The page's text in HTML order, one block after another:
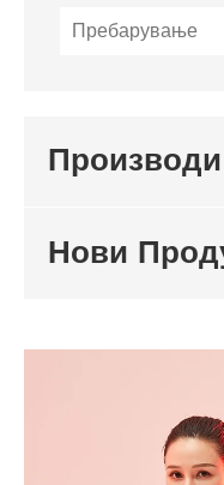
Производи
Нови